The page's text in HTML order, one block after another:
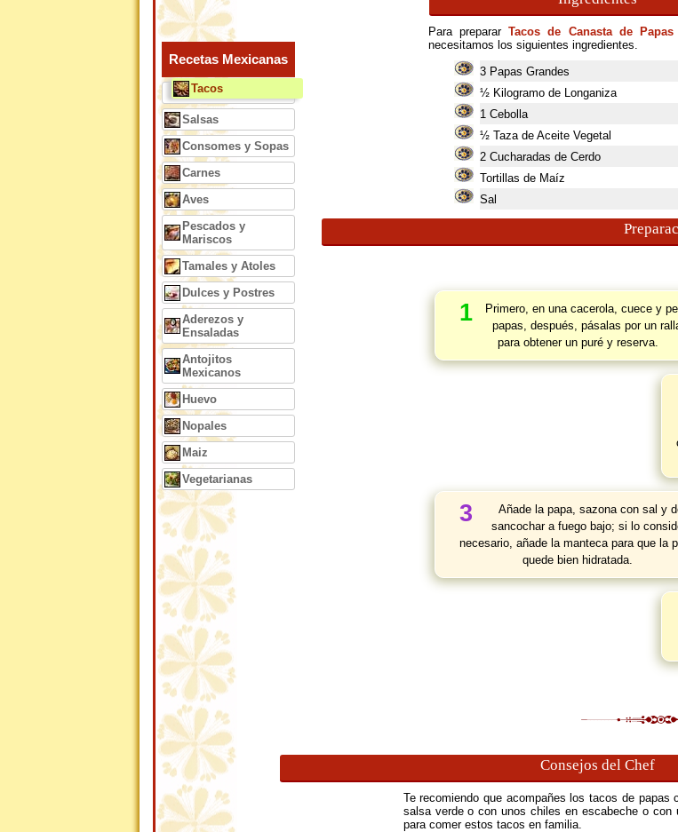
Para prepararTacos de Canasta de
necesitamos los siguientes ingredientes.
3 Papas Grandes
½ Kilogramo de Longaniza
1 Cebolla
½ Taza de Aceite Vegetal
2 Cucharadas de Cerdo
Tortillas de Maíz
Sal
1
Primero, en una cacerola, cuece y
papas, después, pásalas por un
para obtener un puré y reserva.
3
Añade la papa, sazona con sal y
sancochar a fuego bajo; si lo
necesario, añade la manteca para que la
quede bien hidratada.
Recetas Mexicanas
Tacos
Salsas
Consomes y Sopas
Carnes
Aves
Pescados y
Mariscos
Tamales y Atoles
Dulces y Postres
Aderezos y
Ensaladas
Antojitos
Mexicanos
Huevo
Nopales
Maiz
Vegetarianas
Consejos del Chef
Te recomiendo que acompañes los tacos de papas
salsa verde o con unos chiles en escabeche o con
para comer estos tacos en familia.